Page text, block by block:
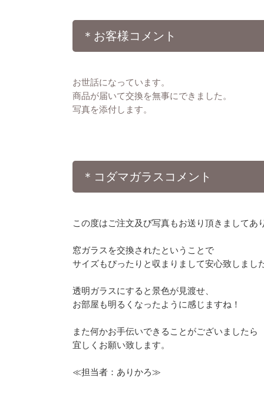
＊お客様コメント
お世話になっています。
商品が届いて交換を無事にできました。
写真を添付します。
＊コダマガラスコメント
この度はご注文及び写真もお送り頂きましてあ
窓ガラスを交換されたということで
サイズもぴったりと収まりまして安心致しまし
透明ガラスにすると景色が見渡せ、
お部屋も明るくなったように感じますね！
また何かお手伝いできることがございましたら
宜しくお願い致します。
≪担当者：ありかろ≫